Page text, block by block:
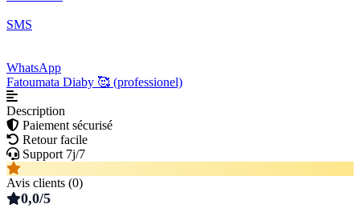
SMS
WhatsApp
Fatoumata Diaby 🥰 (professionel)
Description
Paiement sécurisé
Retour facile
Support 7j/7
Avis clients (0)
0,0/5